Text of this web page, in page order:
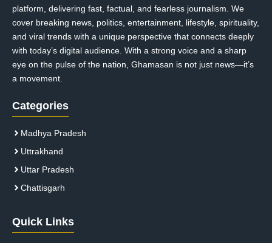
platform, delivering fast, factual, and fearless journalism. We
cover breaking news, politics, entertainment, lifestyle, spirituality,
and viral trends with a unique perspective that connects deeply
with today’s digital audience. With a strong voice and a sharp
eye on the pulse of the nation, Ghamasan is not just news—it’s
a movement.
Categories
Madhya Pradesh
Uttrakhand
Uttar Pradesh
Chattisgarh
Quick Links